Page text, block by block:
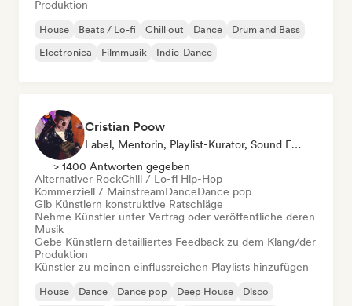
Produktion
House Beats / Lo-fi Chill out Dance
Drum and Bass
Electronica
Filmmusik Indie-Dance
Cristian Poow
Label, Mentorin, Playlist-Kurator, Sound Experte
> 1400 Antworten gegeben
Alternativer RockChill / Lo-fi Hip-Hop
Kommerziell / MainstreamDanceDance pop
Gib Künstlern konstruktive Ratschläge
Nehme Künstler unter Vertrag oder veröffentliche deren
Musik
Gebe Künstlern detailliertes Feedback zu dem Klang/der
Produktion
Künstler zu meinen einflussreichen Playlists hinzufügen
House Dance Dance pop Deep House
Disco